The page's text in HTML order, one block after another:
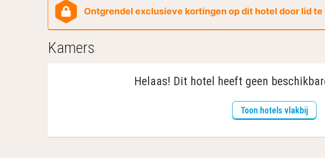
Ontgrendel exclusieve kortingen op dit hotel door lid te
Kamers
Helaas! Dit hotel heeft geen
Toon hotels vlakbij